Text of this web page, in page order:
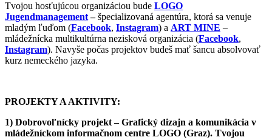
Tvojou hosťujúcou organizáciou bude LOGO
Jugendmanagement–špecializovaná agentúra, ktorá sa venuje
mladým ľuďom (Facebook, Instagram) a ART MINE –
mládežnícka multikultúrna nezisková organizácia (Facebook,
Instagram). Navyše počas projektov budeš mať šancu absolvovať
kurz nemeckého jazyka.
PROJEKTY A AKTIVITY:
1) Dobrovoľnícky projekt – Grafický dizajn a komunikácia v
mládežníckom informačnom centre LOGO (Graz). Tvojou